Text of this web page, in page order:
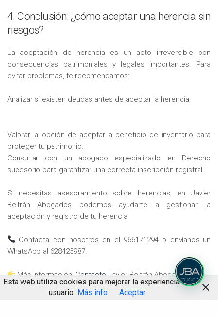
4. Conclusión: ¿cómo aceptar una herencia sin
riesgos?
La aceptación de herencia es un acto irreversible con
consecuencias patrimoniales y legales importantes. Para
evitar problemas, te recomendamos:
Analizar si existen deudas antes de aceptar la herencia.
Valorar la opción de aceptar a beneficio de inventario para
proteger tu patrimonio.
Consultar con un abogado especializado en Derecho
sucesorio para garantizar una correcta inscripción registral.
Si necesitas asesoramiento sobre herencias, en Javier
Beltrán Abogados podemos ayudarte a gestionar la
aceptación y registro de tu herencia.
Contacta con nosotros en el 966171294 o envíanos un
WhatsApp al 628425987.
Más información: Contacto Javier Beltrán Abogados
Esta web utiliza cookies para mejorar la experiencia de
usuario Más info Aceptar